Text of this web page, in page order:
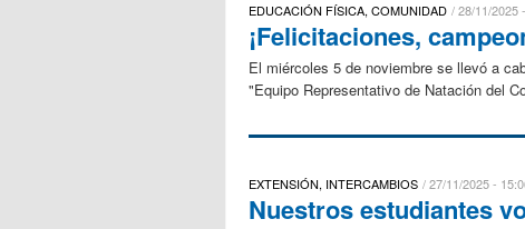
EDUCACIÓN FÍSICA, COMUNIDAD 28/11/2025
¡Felicitaciones,
El miércoles 5 de noviembre se llevó a
"Equipo Representativo de Natación del
EXTENSIÓN, INTERCAMBIOS 27/11/2025 -
Nuestros estudiantes